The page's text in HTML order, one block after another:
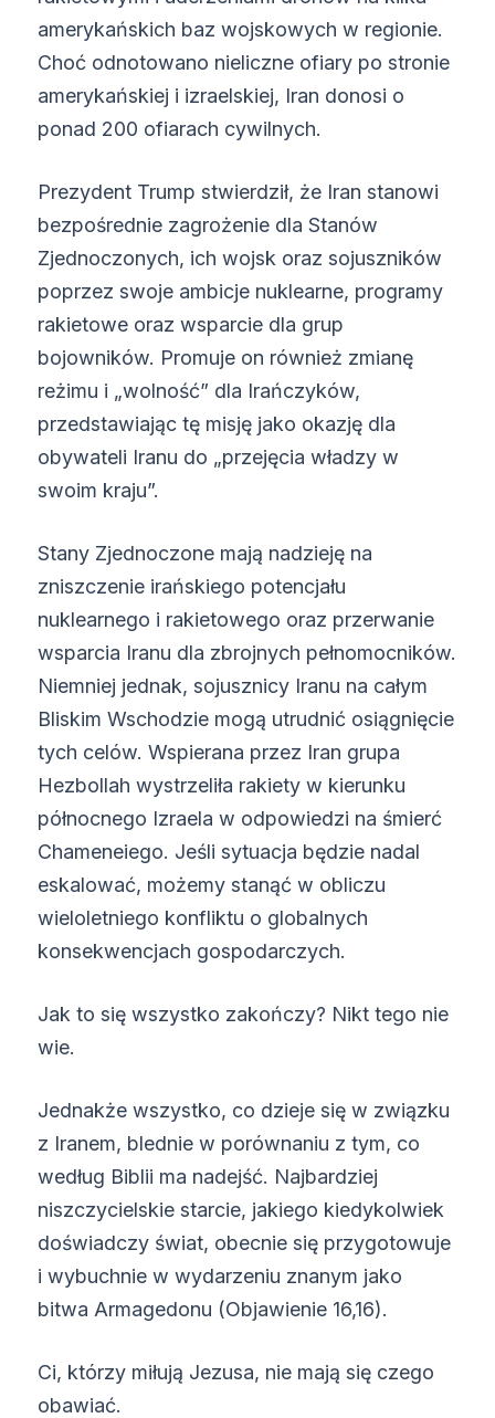
amerykańskich baz wojskowych w regionie.
Choć odnotowano nieliczne ofiary po stronie
amerykańskiej i izraelskiej, Iran donosi o
ponad 200 ofiarach cywilnych.
Prezydent Trump stwierdził, że Iran stanowi
bezpośrednie zagrożenie dla Stanów
Zjednoczonych, ich wojsk oraz sojuszników
poprzez swoje ambicje nuklearne, programy
rakietowe oraz wsparcie dla grup
bojowników. Promuje on również zmianę
reżimu i „wolność” dla Irańczyków,
przedstawiając tę misję jako okazję dla
obywateli Iranu do „przejęcia władzy w
swoim kraju”.
Stany Zjednoczone mają nadzieję na
zniszczenie irańskiego potencjału
nuklearnego i rakietowego oraz przerwanie
wsparcia Iranu dla zbrojnych pełnomocników.
Niemniej jednak, sojusznicy Iranu na całym
Bliskim Wschodzie mogą utrudnić osiągnięcie
tych celów. Wspierana przez Iran grupa
Hezbollah wystrzeliła rakiety w kierunku
północnego Izraela w odpowiedzi na śmierć
Chameneiego. Jeśli sytuacja będzie nadal
eskalować, możemy stanąć w obliczu
wieloletniego konfliktu o globalnych
konsekwencjach gospodarczych.
Jak to się wszystko zakończy? Nikt tego nie
wie.
Jednakże wszystko, co dzieje się w związku
z Iranem, blednie w porównaniu z tym, co
według Biblii ma nadejść. Najbardziej
niszczycielskie starcie, jakiego kiedykolwiek
doświadczy świat, obecnie się przygotowuje
i wybuchnie w wydarzeniu znanym jako
bitwa Armagedonu (Objawienie 16,16).
Ci, którzy miłują Jezusa, nie mają się czego
obawiać.